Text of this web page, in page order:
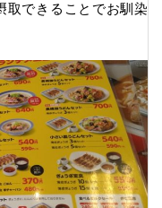
取できることでお馴染